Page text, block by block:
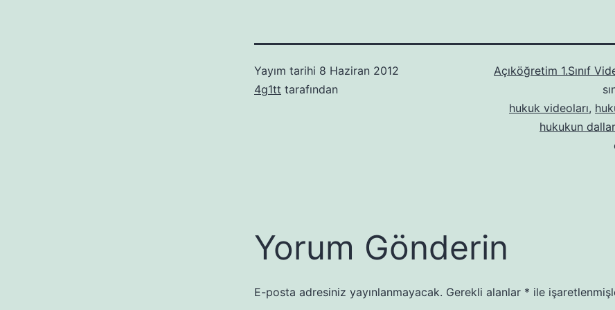
Yayım tarihi 8 Haziran 2012
4g1tt tarafından
Açıköğretim 1.Sınıf
hukuk videoları,
hukukun
Yorum Gönderin
E-posta adresiniz yayınlanmayacak. Gerekli alanlar * ile